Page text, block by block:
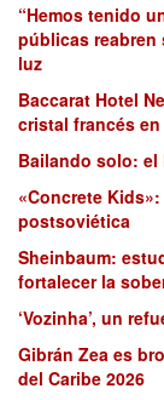
“Hemos tenido
públicas reabren
luz
Baccarat Hotel
cristal francés
Bailando solo: el
«Concrete
postsoviética
Sheinbaum:
fortalecer la
‘Vozinha’, un
Gibrán Zea es
del Caribe 2026